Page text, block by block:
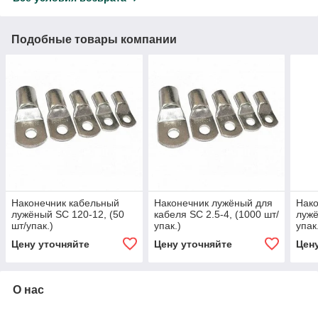
Подобные товары компании
Наконечник кабельный
лужёный SC 120-12, (50
шт/упак.)
Цену уточняйте
Наконечник лужёный для
кабеля SC 2.5-4, (1000 шт/
упак.)
Цену уточняйте
О нас